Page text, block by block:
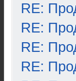
RE:
RE:
RE:
RE: